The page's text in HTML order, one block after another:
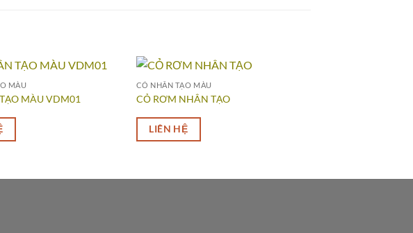
MÀU
MÀU VDM01
CỎ NHÂN TẠO MÀU
CỎ RƠM NHÂN TẠO
LIÊN HỆ